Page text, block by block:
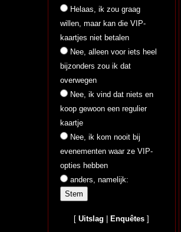
Helaas, ik zou graag
willen, maar kan die VIP-
kaartjes niet betalen
Nee, alleen voor iets heel
bijzonders zou ik dat
overwegen
Nee, ik vind dat niets en
koop gewoon een regulier
kaartje
Nee, ik kom nooit bij
evenementen waar ze VIP-
opties hebben
anders, namelijk:
[Uitslag Enquêtes ]